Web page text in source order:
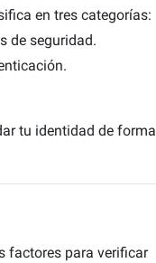
en tres categorías:
de seguridad.
tu identidad de forma
factores para verificar